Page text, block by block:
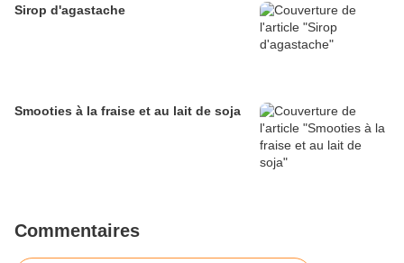
Sirop d'agastache
Smooties à la fraise et au lait de soja
Commentaires